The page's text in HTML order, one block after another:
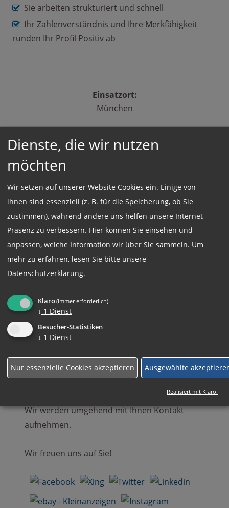
Sie arbeiten strukturiert und schnell
Ihr Zahlenverständnis und Ihre Merkfähigkeit
runden Ihr Profil Positiv ab
Einsatzort:
München
Jetzt online Bewerben
Weitere Jobs
Rufen Sie uns einfach an:
+49 (0)89 590 68 65-0
Ihre komplette Bewerbung können Sie auch
gerne an
bewerbung@gut-zeitarbeit.desenden.
Wir werden umgehend mit Ihnen Kontakt
aufnehmen.
Wir freuen uns auf Sie!
Dienste, die wir nutzen
möchten
Wir setzen auf unserer Website Cookies ein. Einige von
ihnen sind essenziell (z. B. für die Speicherung, ob Sie
zustimmen), während andere uns helfen unsere Internet-
Präsenz zu verbessern. Hier können Sie einsehen und
anpassen, welche Information wir über Sie sammeln. Um
mehr zu erfahren, lesen Sie bitte unsere
Datenschutzerklärung.
Klaro(immer erforderlich)
↓ 1 Dienst
Besucher-Statistiken
↓ 1 Dienst
Nur essenzielle Cookies akzeptieren Ausgewählte
Realisiert mit Klaro!